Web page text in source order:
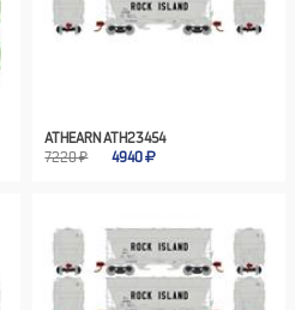
ATHEARN ATH23454
7220 ₽
4940